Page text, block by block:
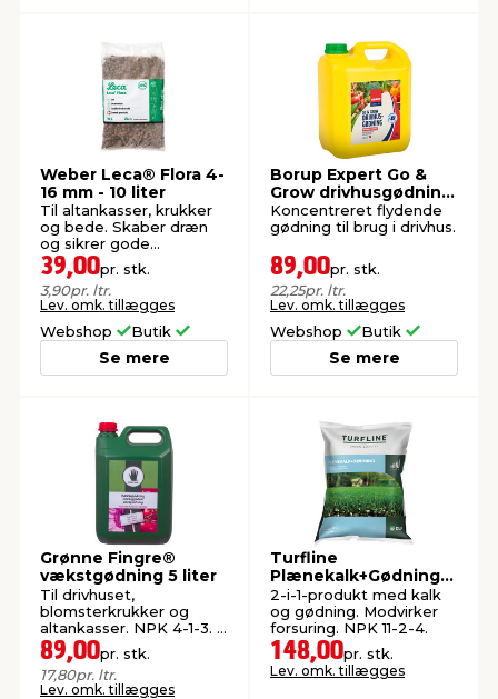
Weber Leca® Flora 4-
16 mm - 10 liter
Til altankasser, krukker
og bede. Skaber dræn
og sikrer gode
vækstbetingelser.
39,00pr. stk.
3,90pr. ltr.
Lev. omk. tillægges
Webshop Butik
Se mere
Borup Expert Go &
Grow drivhusgødning
4 liter
Koncentreret flydende
gødning til brug i drivhus.
89,00pr. stk.
22,25pr. ltr.
Lev. omk. tillægges
Webshop Butik
Se mere
Grønne Fingre®
vækstgødning 5 liter
Til drivhuset,
blomsterkrukker og
altankasser. NPK 4-1-3. 5
liter = 1667 liter.
89,00pr. stk.
17,80pr. ltr.
Lev. omk. tillægges
Turfline
Plænekalk+Gødning
10 kg
2-i-1-produkt med kalk
og gødning. Modvirker
forsuring. NPK 11-2-4.
148,00pr. stk.
Lev. omk. tillægges